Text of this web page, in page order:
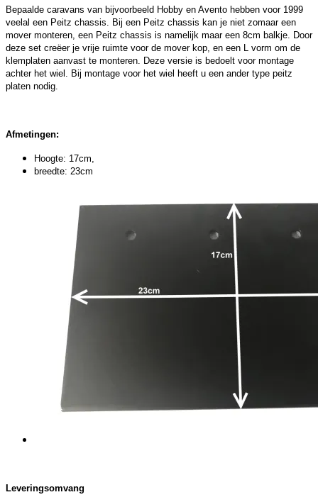
Bepaalde caravans van bijvoorbeeld Hobby en Avento hebben voor 1999
veelal een Peitz chassis. Bij een Peitz chassis kan je niet zomaar een
mover monteren, een Peitz chassis is namelijk maar een 8cm balkje. Door
deze set creëer je vrije ruimte voor de mover kop, en een L vorm om de
klemplaten aanvast te monteren. Deze versie is bedoelt voor montage
achter het wiel. Bij montage voor het wiel heeft u een ander type peitz
platen nodig.
Afmetingen:
Hoogte: 17cm,
breedte: 23cm
Leveringsomvang